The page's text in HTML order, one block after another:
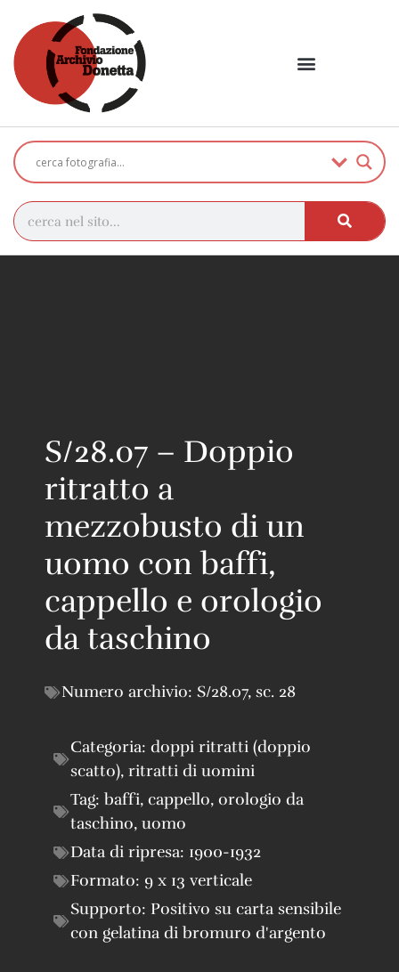
S/28.07 – Doppio
ritratto a
mezzobusto di un
uomo con baffi,
cappello e orologio
da taschino
Numero archivio: S/28.07, sc. 28
Categoria: doppi ritratti (doppio
scatto), ritratti di uomini
Tag: baffi, cappello, orologio da
taschino, uomo
Data di ripresa: 1900-1932
Formato: 9 x 13 verticale
Supporto: Positivo su carta sensibile
con gelatina di bromuro d'argento